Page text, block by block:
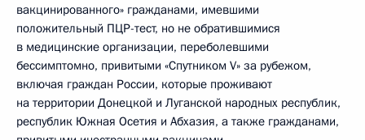
вакцинированного» гражданами, имевшими
положительный ПЦР-тест, но не обратившимися
в медицинские организации, переболевшими
бессимптомно, привитыми «Спутником V» за рубежом,
включая граждан России, которые проживают
на территории Донецкой и Луганской народных республик,
республик Южная Осетия и Абхазия, а также гражданами,